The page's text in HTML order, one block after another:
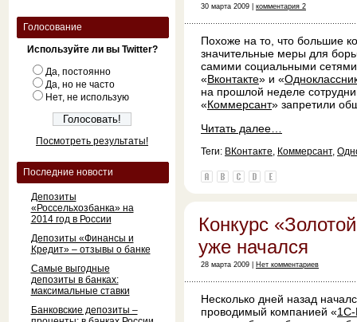
Голосование
Используйте ли вы Twitter?
Да, постоянно
Да, но не часто
Нет, не использую
Посмотреть результаты!
Последние новости
Депозиты
«Россельхозбанка» на
2014 год в России
Депозиты «Финансы и
Кредит» – отзывы о банке
Самые выгодные
депозиты в банках:
максимальные ставки
Банковские депозиты –
30 марта 2009 | комментария 2
Похоже на то, что большие
значительные меры для
самими социальными
«Вконтакте» и «
на прошлой неделе
«Коммерсант» запретили
Читать далее…
Теги: ВКонтакте, Коммерсант,
Конкурс
уже начался
28 марта 2009 | Нет комментариев
Несколько дней назад
проводимый компанией «1С-